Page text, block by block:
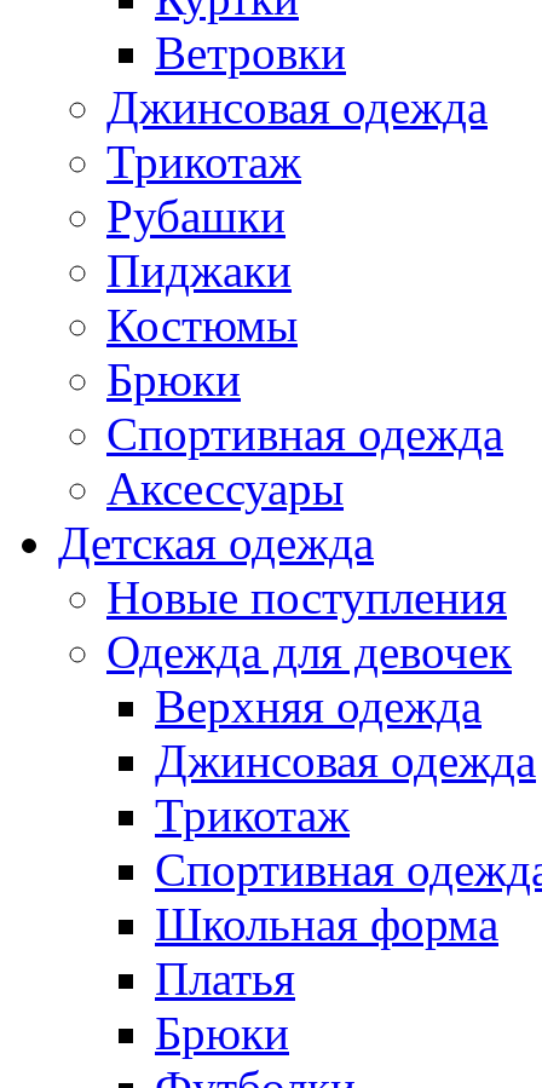
Ветровки
Джинсовая одежда
Трикотаж
Рубашки
Пиджаки
Костюмы
Брюки
Спортивная одежда
Аксессуары
Детская одежда
Новые поступления
Одежда для девочек
Верхняя одежда
Джинсовая одежда
Трикотаж
Спортивная
Школьная форма
Платья
Брюки